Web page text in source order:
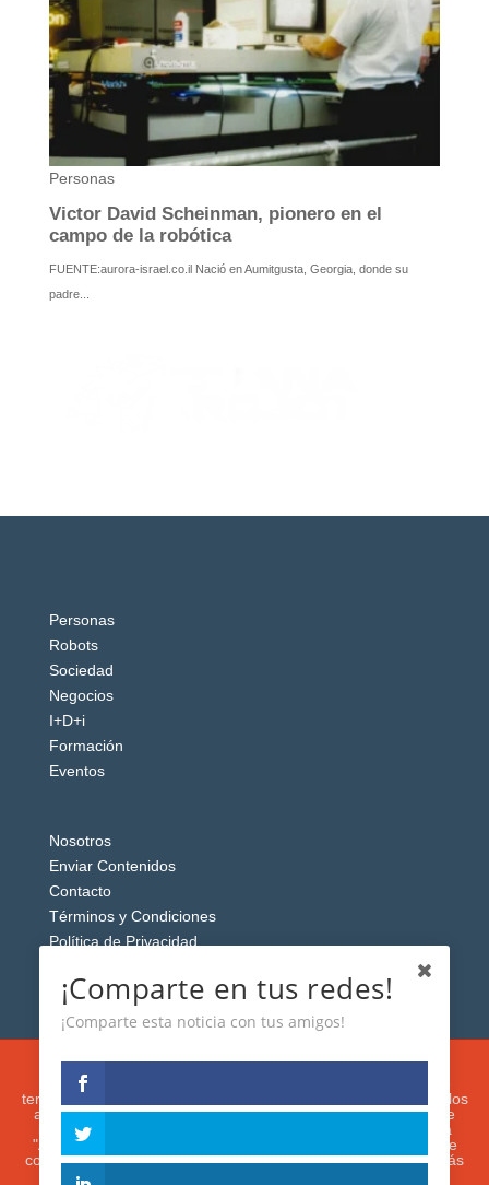
Personas
Robots
Sociedad
Negocios
I+D+i
Formación
Eventos
Nosotros
Enviar Contenidos
Contacto
Términos y Condiciones
Política de Privacidad
Esta web usa cookies analíticas y publicitarias (propias y de
terceros) para analizar el tráfico y personalizar el contenido y los
anuncios que le mostremos de acuerdo con su navegación e
intereses, buscando así mejorar su experiencia. Si presiona
"Aceptar" o continúa navegando, acepta su utilización. Puede
configurar o rechazar su uso presionando "Configuración". Más
¡Comparte en tus redes!
¡Comparte esta noticia con tus amigos!